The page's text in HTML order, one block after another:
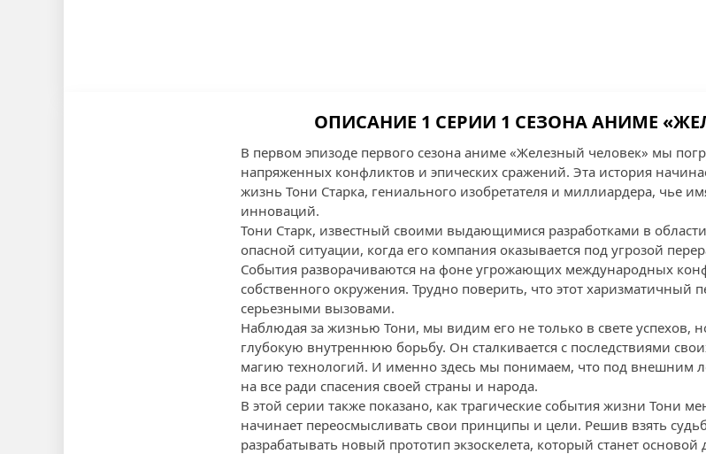
ОПИСАНИЕ 1 СЕРИИ 1 СЕЗОНА АНИМЕ
В первом эпизоде первого сезона аниме «Железный человек» мы
напряженных конфликтов и эпических сражений. Эта история
жизнь Тони Старка, гениального изобретателя и миллиардера, чье
инноваций.
Тони Старк, известный своими выдающимися разработками в
опасной ситуации, когда его компания оказывается под угрозой
События разворачиваются на фоне угрожающих международных
собственного окружения. Трудно поверить, что этот харизматичный
серьезными вызовами.
Наблюдая за жизнью Тони, мы видим его не только в свете успехов,
глубокую внутреннюю борьбу. Он сталкивается с последствиями
магию технологий. И именно здесь мы понимаем, что под внешним
на все ради спасения своей страны и народа.
В этой серии также показано, как трагические события жизни Тони
начинает переосмысливать свои принципы и цели. Решив взять
разрабатывать новый прототип экзоскелета, который станет